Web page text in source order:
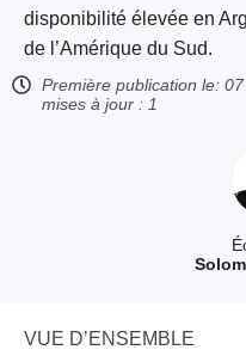
disponibilité élevée en
de l’Amérique du Sud.
Première publication le:
mises à jour : 1
VUE D’ENSEMBLE